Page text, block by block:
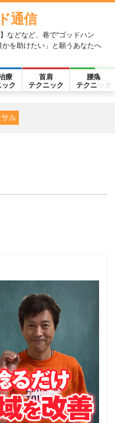
通信
などなど、巷で“ゴッドハン
かを助けたい」と願うあなたへ
療
ック
首肩
テクニック
腰痛
テクニック
ル